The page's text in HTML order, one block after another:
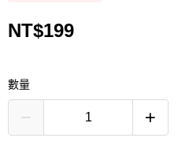
NT$199
數量